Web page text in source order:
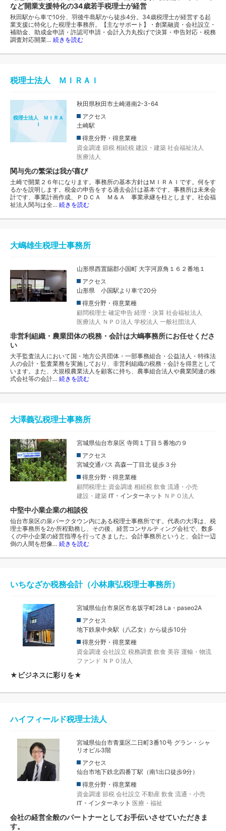
など開業支援特化の34歳若手税理士が経営
秋田駅から車で10分、羽後牛島駅から徒歩4分。34歳税理士が経営する起
業支援に特化した税理士事務所。【主なサポート】・創業融資・会社設立・
補助金、助成金申請・許認可申請・会計入力丸投げで決算・申告対応・税務
調査対応開業… 続きを読む
税理士法人 ＭＩＲＡＩ
税理士法人 ＭＩＲＡ
Ｉ
秋田県秋田市土崎港南2-3-64
アクセス
土崎駅
得意分野・得意業種
資金調達 節税 相続税 建設・建築 社会福祉法人
医療法人
関与先の繁栄は我が喜び
土崎で開業２６年になります。事務所の基本方針はＭＩＲＡＩです。何をす
るかを説明します。税金の申告をする過去会計は基本です。事務所は未来会
計です、事業計画作成、ＰＤＣＡ Ｍ＆Ａ 事業承継を柱とします。社会福
祉法人関与は全… 続きを読む
大嶋雄生税理士事務所
山形県西置賜郡小国町 大字河原角１６２番地１
アクセス
山形県 小国駅より車で20分
得意分野・得意業種
顧問税理士 確定申告 経理・決算 社会福祉法人
医療法人 ＮＰＯ法人 学校法人 一般社団法人
非営利組織・農業団体の税務・会計は大嶋事務所にお任せくださ
い
大手監査法人において国・地方公共団体・一部事務組合・公益法人・特殊法
人の会計・監査業務を実施しており、非営利組織の税務・会計を得意として
います。また、大規模農業法人を顧客に持ち、農事組合法人や農業関連の株
式会社等の会計… 続きを読む
大澤義弘税理士事務所
宮城県仙台市泉区 寺岡１丁目５番地の９
アクセス
宮城交通バス 高森一丁目北 徒歩３分
得意分野・得意業種
顧問税理士 資金調達 相続税 飲食 流通・小売
建設・建築 IT・インターネット ＮＰＯ法人
中堅中小業企業の相談役
仙台市泉区の泉パークタウン内にある税理士事務所です。代表の大澤は、税
理士事務所を2か所程勤務し、その後、経営コンサルティング会社で、数多
くの中小企業の経営指導を行ってきました。会計事務所というと、会計一辺
倒の人間を想像… 続きを読む
いちなざか税務会計（小林康弘税理士事務所）
宮城県仙台市泉区市名坂字町28 La・paseo2A
アクセス
地下鉄泉中央駅（八乙女）から徒歩10分
得意分野・得意業種
資金調達 会社設立 税務調査 飲食 美容 運輸・物流
ファンド ＮＰＯ法人
★ビジネスに彩りを★
ハイフィールド税理士法人
宮城県仙台市青葉区二日町3番10号 グラン・シャ
リオビル3階
アクセス
仙台市地下鉄北四番丁駅（南1出口徒歩9分）
得意分野・得意業種
資金調達 節税 会社設立 不動産 飲食 流通・小売
IT・インターネット 医療・福祉
会社の経営全般のパートナーとしてお手伝いさせていただきま
す。